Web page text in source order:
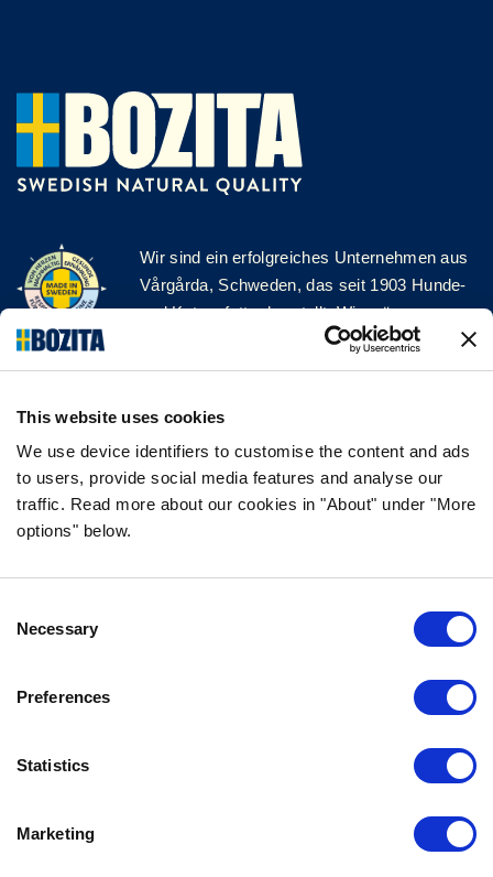
This website uses cookies
We use device identifiers to customise the content and ads
to users, provide social media features and analyse our
traffic. Read more about our cookies in "About" under "More
options" below.
Selection
Necessary
Preferences
Statistics
Marketing
Wir sind ein erfolgreiches Unternehmen aus
Vårgårda, Schweden, das seit 1903 Hunde-
und Katzenfutter herstellt. Wir mögen es
natürlich und einfach. Wir stellen unser
Hunde- und Katzenfutter aus hochwertigen
FOLGE UNS AUF SOCIAL MEDIA
FAQ
KONTAKTIERE UNS